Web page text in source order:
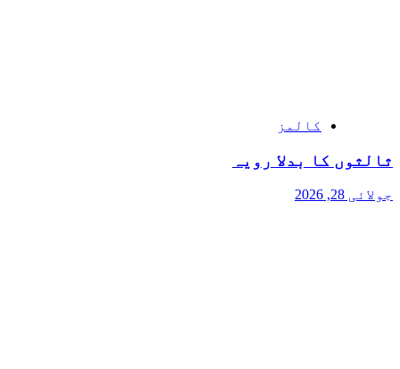
کالمز
ثالثوں کا بدلا رویہ
جولائی 28, 2026